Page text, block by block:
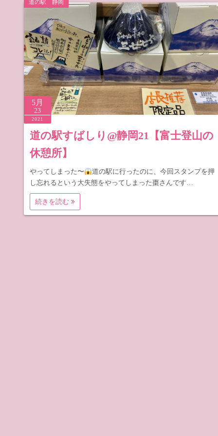
道の駅 山
道の駅 長
道の駅 静岡
5月
23
2021
道の駅すばしり@静岡21【富士登山の
休憩所】
やってしまった〜
道の駅に行ったのに、今回スタンプを押
し忘れるという大失態をやってしまった棗さんです…
続きを読む